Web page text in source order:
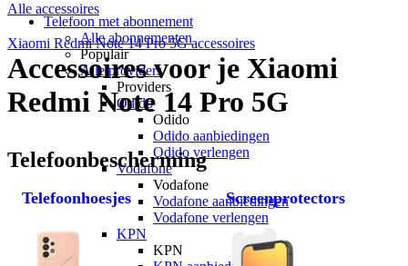
Telefoon met abonnement
Alle abonnementen
Populair
Alle providers
Providers
Odido
Odido
Odido aanbiedingen
Odido verlengen
Vodafone
Vodafone
Vodafone aanbiedingen
Vodafone verlengen
KPN
KPN
Alle accessoires
Xiaomi Redmi Note 14 Pro 5G accessoires
Accessoires voor je Xiaomi
Redmi Note 14 Pro 5G
Telefoonbescherming
Telefoonhoesjes Screenprotectors